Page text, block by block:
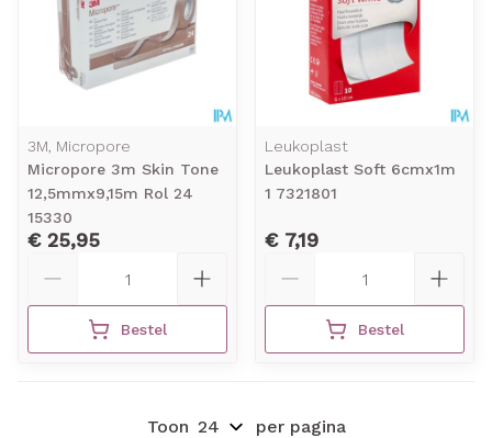
3M, Micropore
Micropore 3m Skin Tone
12,5mmx9,15m Rol 24
15330
€ 25,95
Bestel
Leukoplast
Leukoplast Soft 6cmx1m
1 7321801
€ 7,19
Bestel
Toon per pagina